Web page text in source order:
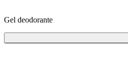
Gel deodorante